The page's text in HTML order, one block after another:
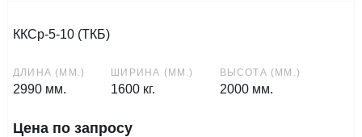
ККСр-5-10 (ТКБ)
ДЛИНА (ММ.)
2990 мм.
ШИРИНА (ММ.)
1600 кг.
ВЫСОТА (ММ.)
2000 мм.
Цена по запросу